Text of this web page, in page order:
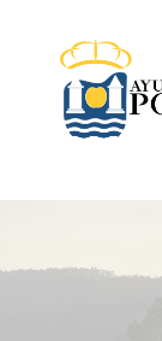
AYUNTAMIENTO DE POLANCO